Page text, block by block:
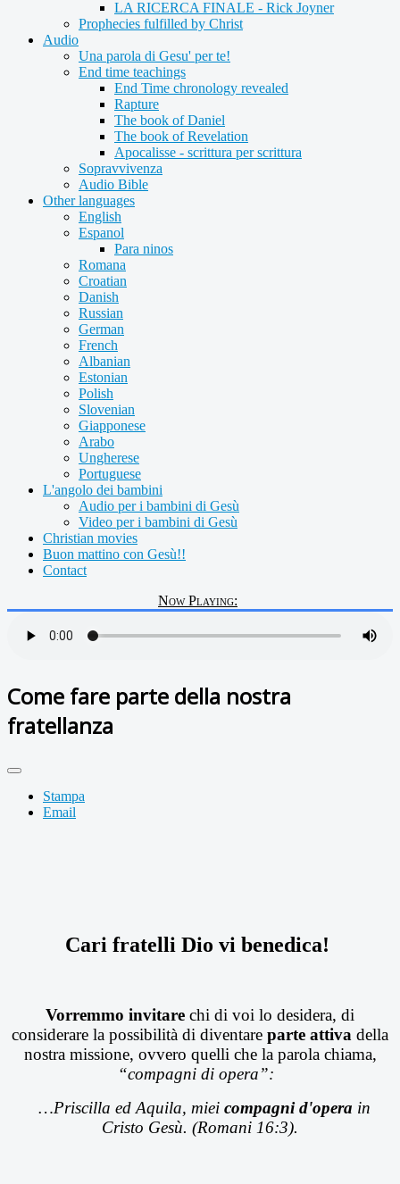
LA RICERCA FINALE - Rick Joyner
Prophecies fulfilled by Christ
Audio
Una parola di Gesu' per te!
End time teachings
End Time chronology revealed
Rapture
The book of Daniel
The book of Revelation
Apocalisse - scrittura per scrittura
Sopravvivenza
Audio Bible
Other languages
English
Espanol
Para ninos
Romana
Croatian
Danish
Russian
German
French
Albanian
Estonian
Polish
Slovenian
Giapponese
Arabo
Ungherese
Portuguese
L'angolo dei bambini
Audio per i bambini di Gesù
Video per i bambini di Gesù
Christian movies
Buon mattino con Gesù!!
Contact
Now Playing:
Come fare parte della nostra
fratellanza
Stampa
Email
Cari fratelli Dio vi benedica!
Vorremmo invitare chi di voi lo desidera, di
considerare la possibilità di diventare parte attiva della
nostra missione, ovvero quelli che la parola chiama,
“compagni di opera”:
…Priscilla ed Aquila, miei compagni d'opera in
Cristo Gesù. (Romani 16:3).